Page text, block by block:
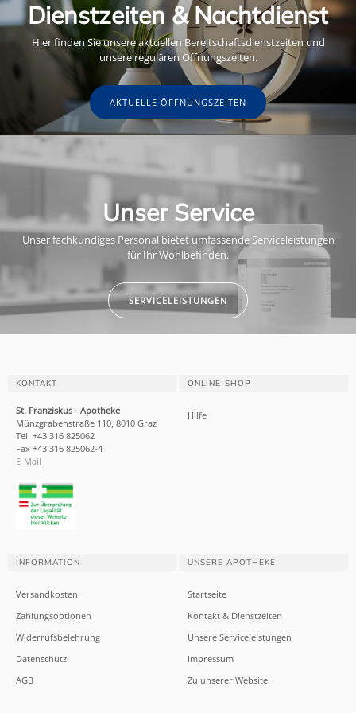
Dienstzeiten & Nachtdienst
Hier finden Sie unsere aktuellen Bereitschaftsdienstzeiten und
unsere regulären Öffnungszeiten.
AKTUELLE ÖFFNUNGSZEITEN
Unser Service
Unser fachkundiges Personal bietet umfassende Serviceleistungen
für Ihr Wohlbefinden.
SERVICELEISTUNGEN
KONTAKT
St. Franziskus - Apotheke
Münzgrabenstraße 110, 8010 Graz
Tel. +43 316 825062
Fax +43 316 825062-4
E-Mail
ONLINE-SHOP
Hilfe
INFORMATION
Versandkosten
Zahlungsoptionen
Widerrufsbelehrung
Datenschutz
AGB
UNSERE APOTHEKE
Startseite
Kontakt & Dienstzeiten
Unsere Serviceleistungen
Impressum
Zu unserer Website